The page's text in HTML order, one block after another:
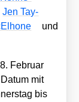
Jen Tay­
und
Febru­ar
mit
bis